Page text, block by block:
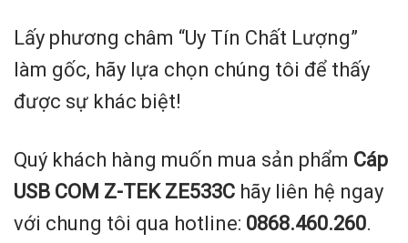
Lấy phương châm “Uy Tín Chất Lượng”
làm gốc, hãy lựa chọn chúng tôi để thấy
được sự khác biệt!
Quý khách hàng muốn mua sản phẩm Cáp
USB COM Z-TEK ZE533C hãy liên hệ ngay
với chung tôi qua hotline: 0868.460.260.